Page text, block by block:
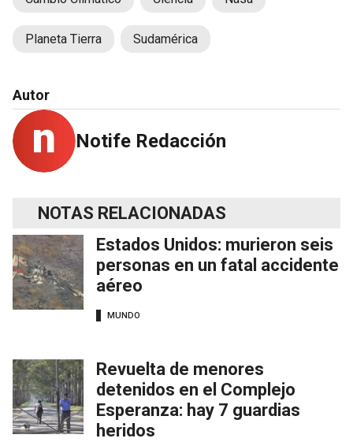
Planeta Tierra Sudamérica
Autor
Notife Redacción
NOTAS RELACIONADAS
Estados Unidos: murieron seis
personas en un fatal accidente
aéreo
MUNDO
Revuelta de menores
detenidos en el Complejo
Esperanza: hay 7 guardias
heridos